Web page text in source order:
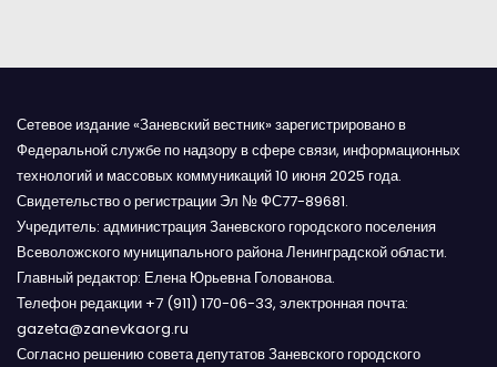
Сетевое издание «Заневский вестник» зарегистрировано в
Федеральной службе по надзору в сфере связи, информационных
технологий и массовых коммуникаций 10 июня 2025 года.
Свидетельство о регистрации Эл № ФС77-89681.
Учредитель: администрация Заневского городского поселения
Всеволожского муниципального района Ленинградской области.
Главный редактор: Елена Юрьевна Голованова.
Телефон редакции +7 (911) 170-06-33, электронная почта:
gazeta@zanevkaorg.ru
Согласно решению совета депутатов Заневского городского